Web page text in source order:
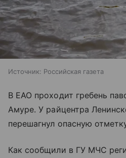
Источник: Российская газета
В ЕАО проходит гребень
Амуре. У райцентра
перешагнул опасную
Как сообщили в ГУ МЧС